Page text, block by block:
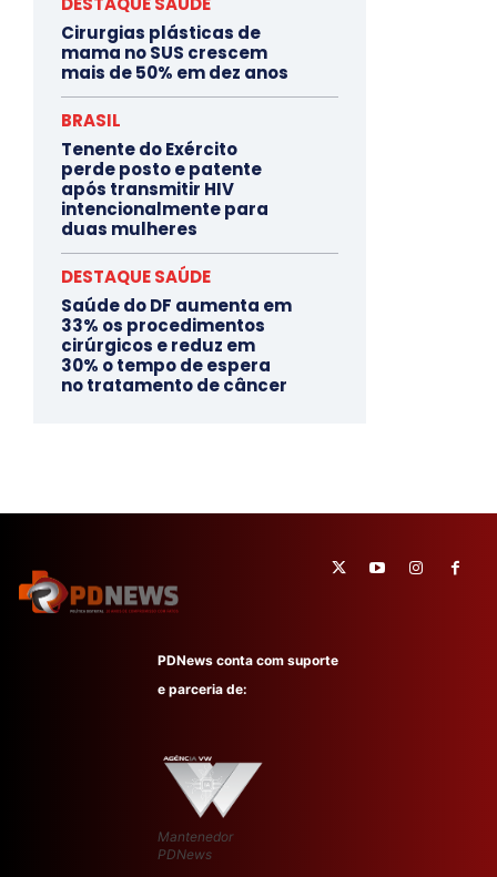
Cirurgias plásticas de
mama no SUS crescem
mais de 50% em dez anos
BRASIL
Tenente do Exército
perde posto e patente
após transmitir HIV
intencionalmente para
duas mulheres
DESTAQUE SAÚDE
Saúde do DF aumenta em
33% os procedimentos
cirúrgicos e reduz em
30% o tempo de espera
no tratamento de câncer
PDNews conta com suporte
e parceria de:
Mantenedor
PDNews